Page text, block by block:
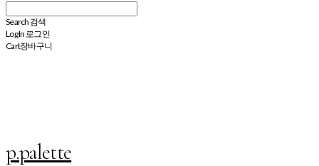
Search 검색
Log In 로그인
Cart장바구니
p.palette